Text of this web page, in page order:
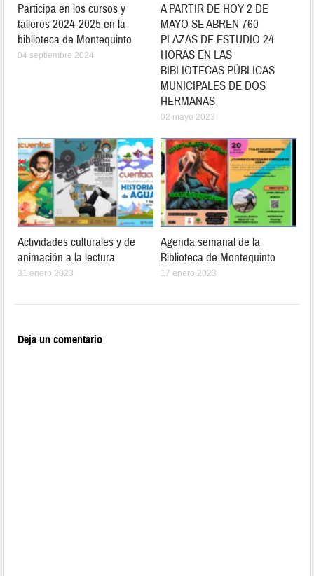
Participa en los cursos y
talleres 2024-2025 en la
biblioteca de Montequinto
04 septiembre 2024
A PARTIR DE HOY 2 DE
MAYO SE ABREN 760
PLAZAS DE ESTUDIO 24
HORAS EN LAS
BIBLIOTECAS PÚBLICAS
MUNICIPALES DE DOS
HERMANAS
02 mayo 2023
Actividades culturales y de
animación a la lectura
31 enero 2023
Agenda semanal de la
Biblioteca de Montequinto
17 enero 2023
Deja un comentario